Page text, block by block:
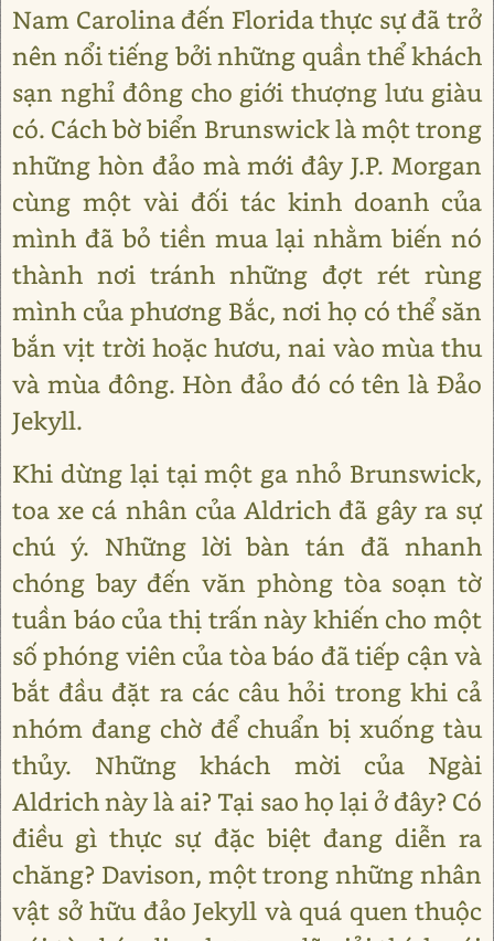
Nam Carolina đến Florida thực sự đã trở
nên nổi tiếng bởi những quần thể khách
sạn nghỉ đông cho giới thượng lưu giàu
có. Cách bờ biển Brunswick là một trong
những hòn đảo mà mới đây J.P. Morgan
cùng một vài đối tác kinh doanh của
mình đã bỏ tiền mua lại nhằm biến nó
thành nơi tránh những đợt rét rùng
mình của phương Bắc, nơi họ có thể săn
bắn vịt trời hoặc hươu, nai vào mùa thu
và mùa đông. Hòn đảo đó có tên là Đảo
Jekyll.
Khi dừng lại tại một ga nhỏ Brunswick,
toa xe cá nhân của Aldrich đã gây ra sự
chú ý. Những lời bàn tán đã nhanh
chóng bay đến văn phòng tòa soạn tờ
tuần báo của thị trấn này khiến cho một
số phóng viên của tòa báo đã tiếp cận và
bắt đầu đặt ra các câu hỏi trong khi cả
nhóm đang chờ để chuẩn bị xuống tàu
thủy. Những khách mời của Ngài
Aldrich này là ai? Tại sao họ lại ở đây? Có
điều gì thực sự đặc biệt đang diễn ra
chăng? Davison, một trong những nhân
vật sở hữu đảo Jekyll và quá quen thuộc